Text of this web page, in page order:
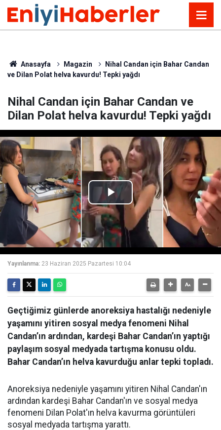
Anasayfa Magazin
Nihal Candan için Bahar Candan
ve Dilan Polat helva kavurdu! Tepki yağdı
Nihal Candan için Bahar Candan ve
Dilan Polat helva kavurdu! Tepki yağdı
Play
Video
Yayınlanma: 23 Haziran 2025 Pazartesi 10:04
Geçtiğimiz günlerde anoreksiya hastalığı nedeniyle
yaşamını yitiren sosyal medya fenomeni Nihal
Candan’ın ardından, kardeşi Bahar Candan’ın yaptığı
paylaşım sosyal medyada tartışma konusu oldu.
Bahar Candan’ın helva kavurduğu anlar tepki topladı.
Anoreksiya nedeniyle yaşamını yitiren Nihal Candan'ın
ardından kardeşi Bahar Candan'ın ve sosyal medya
fenomeni Dilan Polat'ın helva kavurma görüntüleri
sosyal medyada tartışma yarattı.